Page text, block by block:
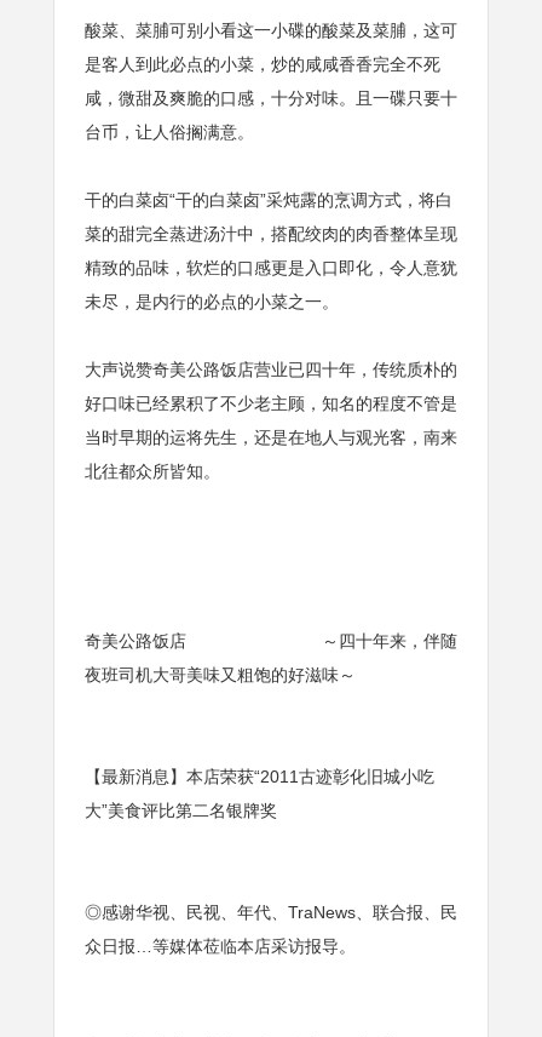
酸菜、菜脯可别小看这一小碟的酸菜及菜脯，这可
是客人到此必点的小菜，炒的咸咸香香完全不死
咸，微甜及爽脆的口感，十分对味。且一碟只要十
台币，让人俗搁满意。
干的白菜卤“干的白菜卤”采炖露的烹调方式，将白
菜的甜完全蒸进汤汁中，搭配绞肉的肉香整体呈现
精致的品味，软烂的口感更是入口即化，令人意犹
未尽，是内行的必点的小菜之一。
大声说赞奇美公路饭店营业已四十年，传统质朴的
好口味已经累积了不少老主顾，知名的程度不管是
当时早期的运将先生，还是在地人与观光客，南来
北往都众所皆知。
奇美公路饭店 ～四十年来，伴随
夜班司机大哥美味又粗饱的好滋味～
【最新消息】本店荣获“2011古迹彰化旧城小吃
大”美食评比第二名银牌奖
◎感谢华视、民视、年代、TraNews、联合报、民
众日报…等媒体莅临本店采访报导。